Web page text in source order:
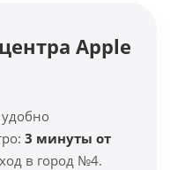
Apple
3 минуты от
в город №4.